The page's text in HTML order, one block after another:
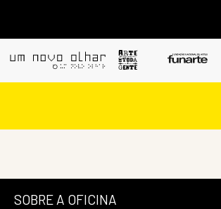
SOBRE A OFICINA